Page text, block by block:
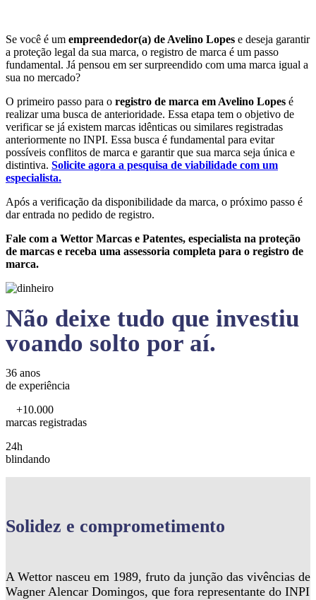
Se você é um empreendedor(a) de Avelino Lopes e deseja garantir
a proteção legal da sua marca, o registro de marca é um passo
fundamental. Já pensou em ser surpreendido com uma marca igual a
sua no mercado?
O primeiro passo para o registro de marca em Avelino Lopes é
realizar uma busca de anterioridade. Essa etapa tem o objetivo de
verificar se já existem marcas idênticas ou similares registradas
anteriormente no INPI. Essa busca é fundamental para evitar
possíveis conflitos de marca e garantir que sua marca seja única e
distintiva. Solicite agora a pesquisa de viabilidade com um
especialista.
Após a verificação da disponibilidade da marca, o próximo passo é
dar entrada no pedido de registro.
Fale com a Wettor Marcas e Patentes, especialista na proteção
de marcas e receba uma assessoria completa para o registro de
marca.
Não deixe tudo que investiu
voando solto por aí.
36 anos
de experiência
+10.000
marcas registradas
24h
blindando
Solidez e comprometimento
A Wettor nasceu em 1989, fruto da junção das vivências de
Wagner Alencar Domingos, que fora representante do INPI